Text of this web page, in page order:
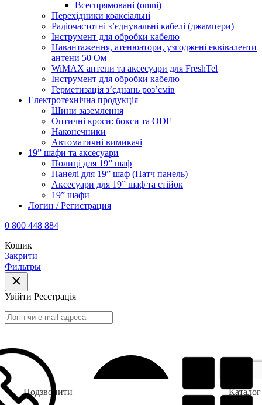
Всеспрямовані (omni)
Перехідники коаксіальні
Радіочастотні з’єднувальні кабелі (джампери)
Інструмент для обробки кабелю
Навантаження, атенюатори, узгоджені еквіваленти
антени 50 Ом
WiMAX антени та аксесуари для FreshTel
Інструмент для обробки кабелю
Герметизація з’єднань роз’ємів
Електротехнічна продукція
Шини заземлення
Оптичні кроси: бокси та ODF
Наконечники
Автоматичні вимикачі
19” шафи та аксесуари
Полиці для 19” шаф
Панелі для 19” шаф (Патч панель)
Аксесуари для 19” шаф та стійок
19” шафи
Логин / Регистрация
0 800 448 884
Кошик
Закрити
Фильтры
Подзвонити Каталог
Увійти Реєстрація